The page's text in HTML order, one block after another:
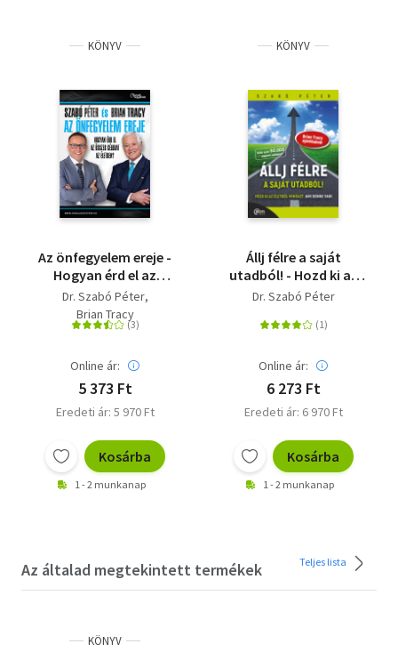
KÖNYV
Az önfegyelem ereje -
Hogyan érd el az
összes célodat az
életben?
Dr. Szabó Péter
Brian Tracy
Online ár:
5 373 Ft
Eredeti ár: 5 970 Ft
Kosárba
1 - 2 munkanap
KÖNYV
Állj félre a saját
utadból! - Hozd ki az
életedből mindazt,
Dr. Szabó Péter
Online ár:
6 273 Ft
Eredeti ár: 6 970 Ft
Kosárba
1 - 2 munkanap
Az általad megtekintett termékek Teljes lista
KÖNYV